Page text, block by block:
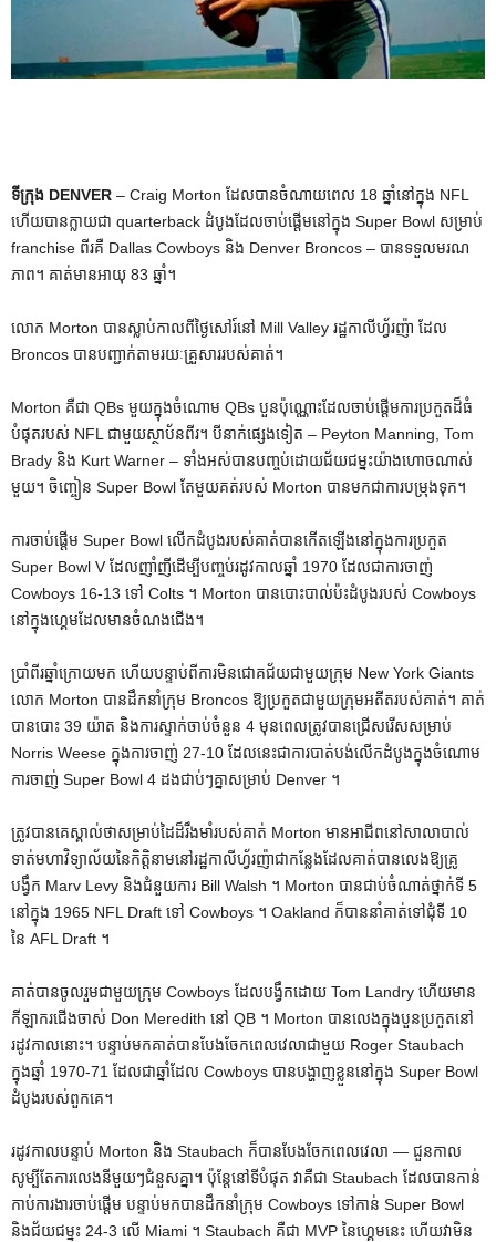
ទីក្រុង DENVER – Craig Morton ដែលបានចំណាយពេល 18 ឆ្នាំនៅក្នុង NFL
ហើយបានក្លាយជា quarterback ដំបូងដែលចាប់ផ្តើមនៅក្នុង Super Bowl សម្រាប់
franchise ពីរគឺ Dallas Cowboys និង Denver Broncos – បានទទួលមរណ
ភាព។ គាត់មានអាយុ 83 ឆ្នាំ។
លោក Morton បានស្លាប់កាលពីថ្ងៃសៅរ៍នៅ Mill Valley រដ្ឋកាលីហ្វ័រញ៉ា ដែល
Broncos បានបញ្ជាក់តាមរយៈគ្រួសាររបស់គាត់។
Morton គឺជា QBs មួយក្នុងចំណោម QBs បួនប៉ុណ្ណោះដែលចាប់ផ្តើមការប្រកួតដ៏ធំ
បំផុតរបស់ NFL ជាមួយស្ថាប័នពីរ។ បីនាក់ផ្សេងទៀត – Peyton Manning, Tom
Brady និង Kurt Warner – ទាំងអស់បានបញ្ចប់ដោយជ័យជម្នះយ៉ាងហោចណាស់
មួយ។ ចិញ្ចៀន Super Bowl តែមួយគត់របស់ Morton បានមកជាការបម្រុងទុក។
ការចាប់ផ្តើម Super Bowl លើកដំបូងរបស់គាត់បានកើតឡើងនៅក្នុងការប្រកួត
Super Bowl V ដែលញាំញីដើម្បីបញ្ចប់រដូវកាលឆ្នាំ 1970 ដែលជាការចាញ់
Cowboys 16-13 ទៅ Colts ។ Morton បានបោះបាល់ប៉ះដំបូងរបស់ Cowboys
នៅក្នុងហ្គេមដែលមានចំណងជើង។
ប្រាំពីរឆ្នាំក្រោយមក ហើយបន្ទាប់ពីការមិនជោគជ័យជាមួយក្រុម New York Giants
លោក Morton បានដឹកនាំក្រុម Broncos ឱ្យប្រកួតជាមួយក្រុមអតីតរបស់គាត់។ គាត់
បានបោះ 39 យ៉ាត និងការស្ទាក់ចាប់ចំនួន 4 មុនពេលត្រូវបានជ្រើសរើសសម្រាប់
Norris Weese ក្នុងការចាញ់ 27-10 ដែលនេះជាការបាត់បង់លើកដំបូងក្នុងចំណោម
ការចាញ់ Super Bowl 4 ដងជាប់ៗគ្នាសម្រាប់ Denver ។
ត្រូវបានគេស្គាល់ថាសម្រាប់ដៃដ៏រឹងមាំរបស់គាត់ Morton មានអាជីពនៅសាលាបាល់
ទាត់មហាវិទ្យាល័យនៃកិត្តិនាមនៅរដ្ឋកាលីហ្វ័រញ៉ាជាកន្លែងដែលគាត់បានលេងឱ្យគ្រូ
បង្វឹក Marv Levy និងជំនួយការ Bill Walsh ។ Morton បានជាប់ចំណាត់ថ្នាក់ទី 5
នៅក្នុង 1965 NFL Draft ទៅ Cowboys ។ Oakland ក៏បាននាំគាត់ទៅជុំទី 10
នៃ AFL Draft ។
គាត់បានចូលរួមជាមួយក្រុម Cowboys ដែលបង្វឹកដោយ Tom Landry ហើយមាន
កីឡាករជើងចាស់ Don Meredith នៅ QB ។ Morton បានលេងក្នុងបួនប្រកួតនៅ
រដូវកាលនោះ។ បន្ទាប់មកគាត់បានបែងចែកពេលវេលាជាមួយ Roger Staubach
ក្នុងឆ្នាំ 1970-71 ដែលជាឆ្នាំដែល Cowboys បានបង្ហាញខ្លួននៅក្នុង Super Bowl
ដំបូងរបស់ពួកគេ។
រដូវកាលបន្ទាប់ Morton និង Staubach ក៏បានបែងចែកពេលវេលា — ជួនកាល
សូម្បីតែការលេងនីមួយៗជំនួសគ្នា។ ប៉ុន្តែនៅទីបំផុត វាគឺជា Staubach ដែលបានកាន់
កាប់ការងារចាប់ផ្តើម បន្ទាប់មកបានដឹកនាំក្រុម Cowboys ទៅកាន់ Super Bowl
និងជ័យជម្នះ 24-3 លើ Miami ។ Staubach គឺជា MVP នៃហ្គេមនេះ ហើយវាមិន